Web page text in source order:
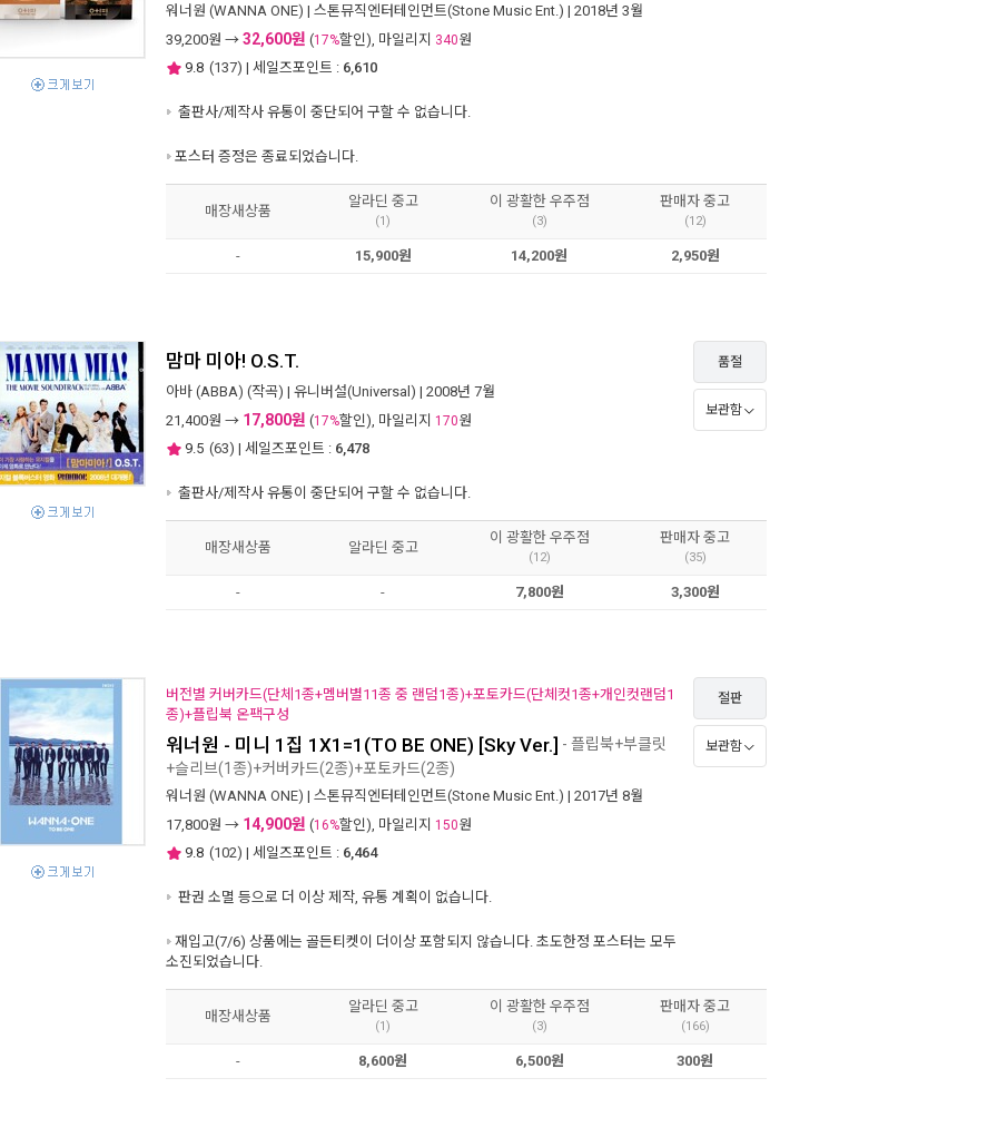
워너원 (WANNA ONE) | 스톤뮤직엔터테인먼트(Stone Music Ent.) | 2018년 3월
39,200원 → 32,600원 (17%할인), 마일리지 340원
9.8 (137) | 세일즈포인트 : 6,610
출판사/제작사 유통이 중단되어 구할 수 없습니다.
포스터 증정은 종료되었습니다.
매장새상품
알라딘 중고
(1)
이 광활한 우주점
(3)
판매자 중고
(12)
- 15,900원 14,200원 2,950원
맘마 미아! O.S.T.
아바 (ABBA) (작곡) | 유니버설(Universal) | 2008년 7월
21,400원 → 17,800원 (17%할인), 마일리지 170원
9.5 (63) | 세일즈포인트 : 6,478
출판사/제작사 유통이 중단되어 구할 수 없습니다.
품절
보관함
매장새상품 알라딘 중고
이 광활한 우주점
(12)
판매자 중고
(35)
- - 7,800원 3,300원
버전별 커버카드(단체1종+멤버별11종 중 랜덤1종)+포토카드(단체컷1종+개인컷랜덤1
종)+플립북 온팩구성
워너원 - 미니 1집 1X1=1(TO BE ONE) [Sky Ver.] - 플립북+부클릿
+슬리브(1종)+커버카드(2종)+포토카드(2종)
워너원 (WANNA ONE) | 스톤뮤직엔터테인먼트(Stone Music Ent.) | 2017년 8월
17,800원 → 14,900원 (16%할인), 마일리지 150원
9.8 (102) | 세일즈포인트 : 6,464
판권 소멸 등으로 더 이상 제작, 유통 계획이 없습니다.
재입고(7/6) 상품에는 골든티켓이 더이상 포함되지 않습니다. 초도한정 포스터는 모두
소진되었습니다.
절판
보관함
매장새상품
알라딘 중고
(1)
이 광활한 우주점
(3)
판매자 중고
(166)
- 8,600원 6,500원 300원